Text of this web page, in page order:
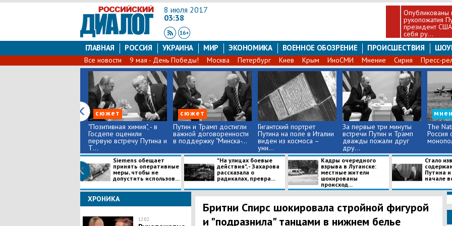
8 июля 2017
03:38
Опубликованы
рукопожатия
президент США
себя ру...
ГЛАВНАЯ РОССИЯ УКРАИНА МИР ЭКОНОМИКА ВОЕННОЕ ОБОЗРЕНИЕ ПРОИСШЕСТВИЯ
Все новости 9 мая - День Победы! Москва Петербург Киев Крым ИноСМИ Мнение Сирия Пресс-
сюжет
"Позитивная химия", - в
Госдепе оценили
первую встречу Путина и
Т...
сюжет
Путин и Трамп достигли
важной договоренности
в поддержку "Минска-...
Гигантский портрет
Путина на поле в Италии
виден из космоса –
уни...
За первые три минуты
встречи Путин и Трамп
дважды пожали друг
дру...
The
Россия
Siemens обещает
принять оперативные
меры, чтобы не
допустить использов...
"На улицах боевые
действия", - Захарова
рассказала о
радикалах, превра...
Кадры очередного
взрыва в Луганске:
местные жители
шокированы
происход...
Стало
Путина
начале
ХРОНИКА
12:02
Бритни Спирс шокировала стройной фигурой
и "подразнила" танцами в нижнем белье